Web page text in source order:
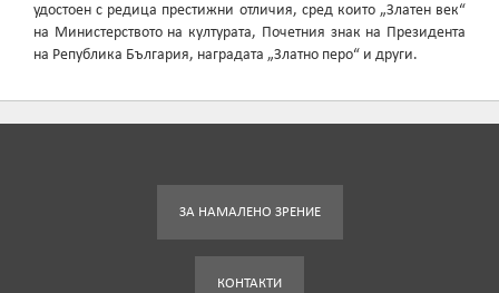
удостоен с редица престижни отличия, сред които „Златен век“
на Министерството на културата, Почетния знак на Президента
на Република България, наградата „Златно перо“ и други.
ЗА НАМАЛЕНО ЗРЕНИЕ
КОНТАКТИ